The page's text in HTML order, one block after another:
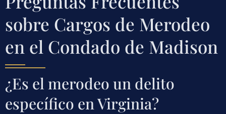
sobre Cargos de Merodeo
en el Condado de Madison
¿Es el merodeo un delito
específico en Virginia?